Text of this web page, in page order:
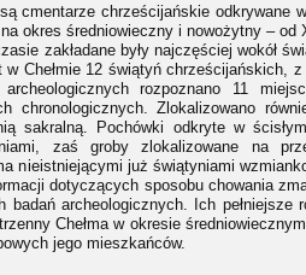
cmentarze chrześcijańskie odkrywane
na okres średniowieczny i nowożytny –
zakładane były najczęściej wokół
Chełmie 12 świątyń chrześcijańskich,
rozpoznano 11
chronologicznych. Zlokalizowano
sakralną. Pochówki odkryte w
zaś groby zlokalizowane na
nieistniejącymi już świątyniami
dotyczących sposobu chowania
badań archeologicznych. Ich pełniejsze
Chełma w okresie
jego mieszkańców.